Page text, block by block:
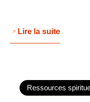
Lire la suite
Ressources